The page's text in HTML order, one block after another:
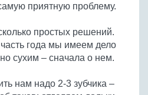
приятную проблему.
простых решений.
года мы имеем дело
сухим – сначала о нем.
нам надо 2-3 зубчика –